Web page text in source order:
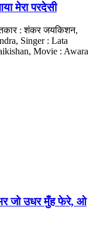
मेरा परदेसी
: शंकर जयकिशन,
Singer : Lata
Movie : Awara
जो उधर मुँह फेरे, ओ